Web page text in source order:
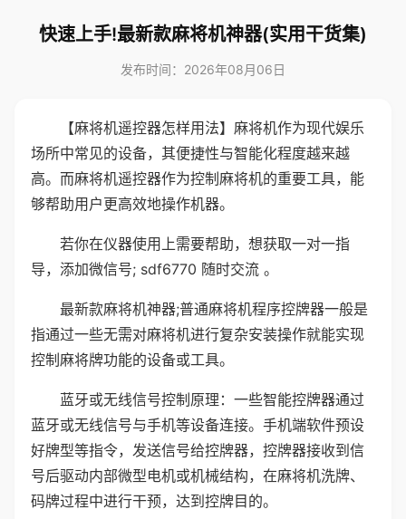
快速上手!最新款麻将机神器(实用干货集)
发布时间：2026年08月06日
【麻将机遥控器怎样用法】麻将机作为现代娱乐
场所中常见的设备，其便捷性与智能化程度越来越
高。而麻将机遥控器作为控制麻将机的重要工具，能
够帮助用户更高效地操作机器。
若你在仪器使用上需要帮助，想获取一对一指
导，添加微信号; sdf6770 随时交流 。
最新款麻将机神器;普通麻将机程序控牌器一般是
指通过一些无需对麻将机进行复杂安装操作就能实现
控制麻将牌功能的设备或工具。
蓝牙或无线信号控制原理：一些智能控牌器通过
蓝牙或无线信号与手机等设备连接。手机端软件预设
好牌型等指令，发送信号给控牌器，控牌器接收到信
号后驱动内部微型电机或机械结构，在麻将机洗牌、
码牌过程中进行干预，达到控牌目的。